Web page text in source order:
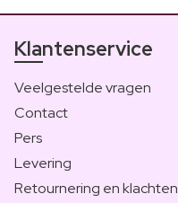
Klantenservice
Veelgestelde vragen
Contact
Pers
Levering
Retournering en klachten